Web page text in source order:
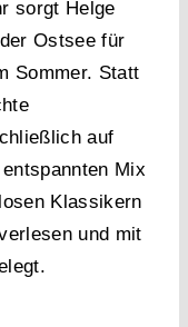
sorgt Helge
Ostsee für
Sommer. Statt
auf
Mix
Klassikern
und mit